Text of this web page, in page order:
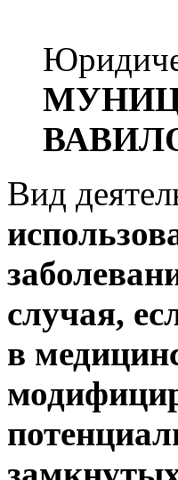
Вид
случая,
в